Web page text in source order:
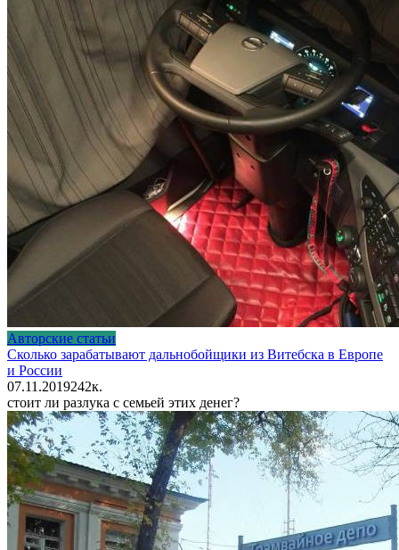
Авторские статьи
Сколько зарабатывают дальнобойщики из Витебска в Европе
и России
07.11.2019242к.
стоит ли разлука с семьей этих денег?